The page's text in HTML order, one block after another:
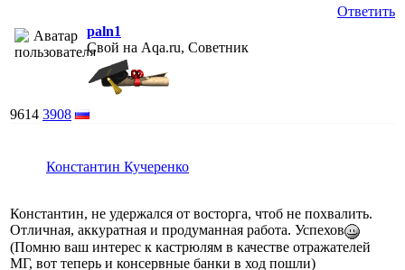
Ответить
paln1
Свой на Aqa.ru, Советник
9614 3908
Константин Кучеренко
Константин, не удержался от восторга, чтоб не похвалить.
Отличная, аккуратная и продуманная работа. Успехов
(Помню ваш интерес к кастрюлям в качестве отражателей
МГ, вот теперь и консервные банки в ход пошли)